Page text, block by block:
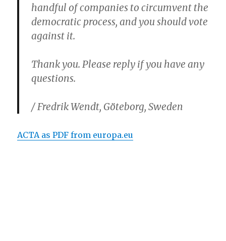
handful of companies to circumvent the
democratic process, and you should vote
against it.
Thank you. Please reply if you have any
questions.
/ Fredrik Wendt, Göteborg, Sweden
ACTA as PDF from europa.eu